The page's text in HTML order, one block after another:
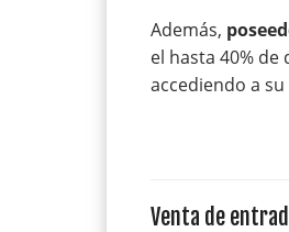
Además,
el hasta 40%
accediendo a
Venta de